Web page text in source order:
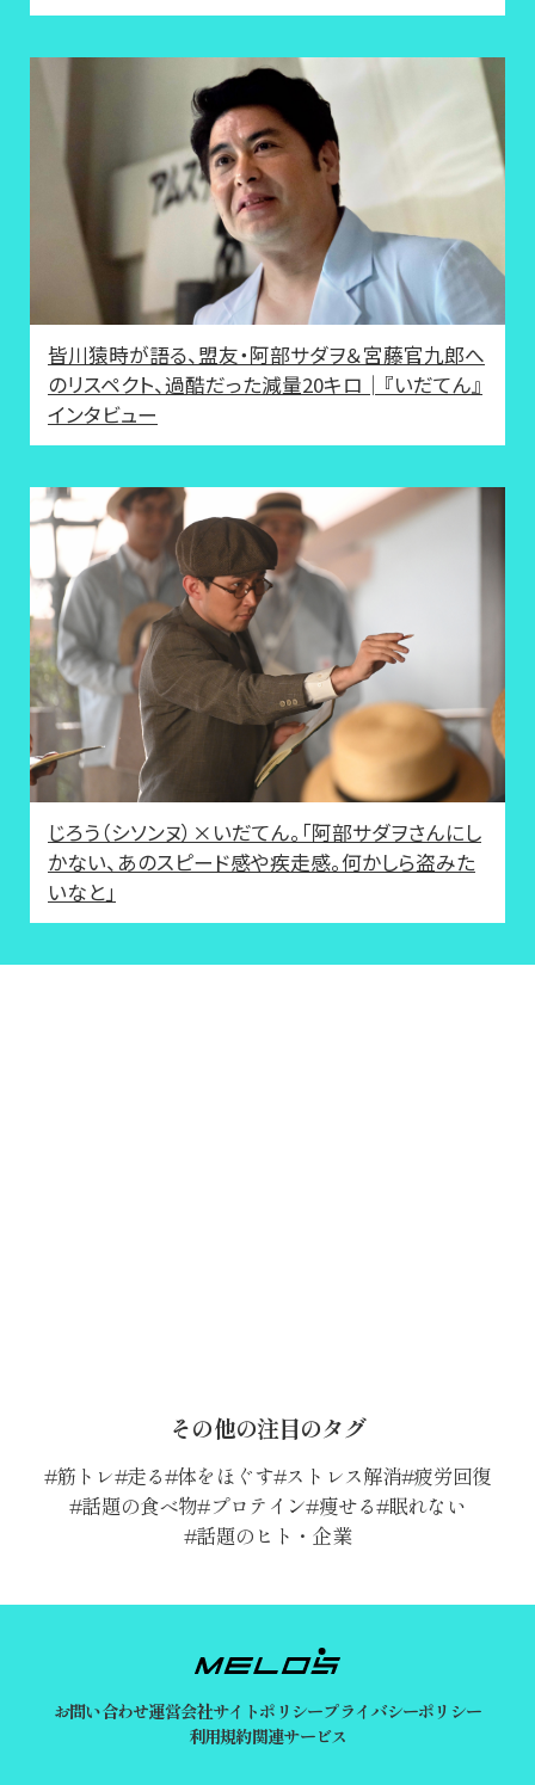
皆川猿時が語る、盟友・阿部サダヲ＆宮藤官九郎へ
のリスペクト、過酷だった減量20キロ│『いだてん』
インタビュー
じろう（シソンヌ）×いだてん。「阿部サダヲさんにし
かない、あのスピード感や疾走感。何かしら盗みた
いなと」
その他の注目のタグ
筋トレ 走る 体をほぐす ストレス解消 疲労回復
話題の食べ物 プロテイン 痩せる 眠れない
話題のヒト・企業
お問い合わせ運営会社サイトポリシープライバシーポリシー
利用規約関連サービス